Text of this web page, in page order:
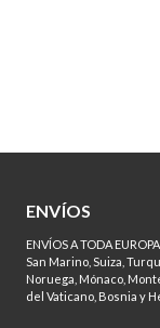
ENVÍOS
ENVÍOS A TODA
San Marino, Suiza,
Noruega, Mónaco,
del Vaticano, Bosnia y